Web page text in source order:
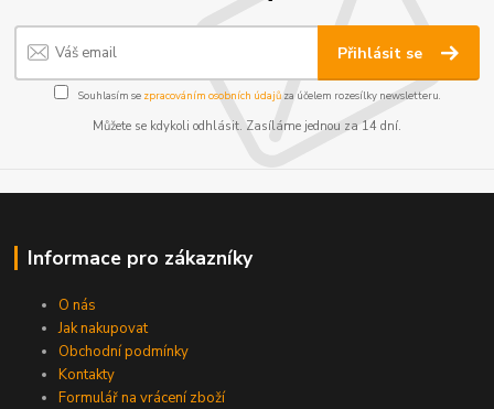
Přihlásit se
Souhlasím se zpracováním osobních údajůza účelem rozesílky newsletteru.
Můžete se kdykoli odhlásit. Zasíláme jednou za 14 dní.
Informace pro zákazníky
O nás
Jak nakupovat
Obchodní podmínky
Kontakty
Formulář na vrácení zboží